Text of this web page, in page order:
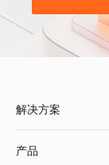
解决方案
产品